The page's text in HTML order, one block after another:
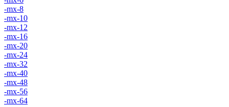
-mx-8
-mx-10
-mx-12
-mx-16
-mx-20
-mx-24
-mx-32
-mx-40
-mx-48
-mx-56
-mx-64